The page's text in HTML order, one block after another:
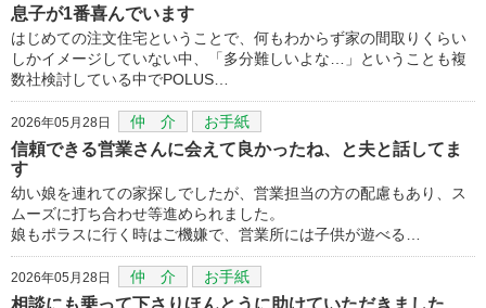
息子が1番喜んでいます
はじめての注文住宅ということで、何もわからず家の間取りくらい
しかイメージしていない中、「多分難しいよな…」ということも複
数社検討している中でPOLUS…
2026年05月28日 仲 介 お手紙
信頼できる営業さんに会えて良かったね、と夫と話してま
す
幼い娘を連れての家探しでしたが、営業担当の方の配慮もあり、ス
ムーズに打ち合わせ等進められました。
娘もポラスに行く時はご機嫌で、営業所には子供が遊べる…
2026年05月28日 仲 介 お手紙
相談にも乗って下さりほんとうに助けていただきました